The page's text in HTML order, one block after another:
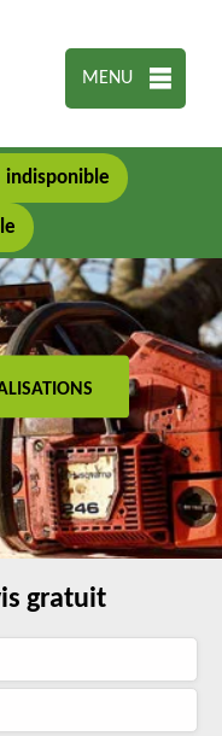
MENU
indisponible
gratuit